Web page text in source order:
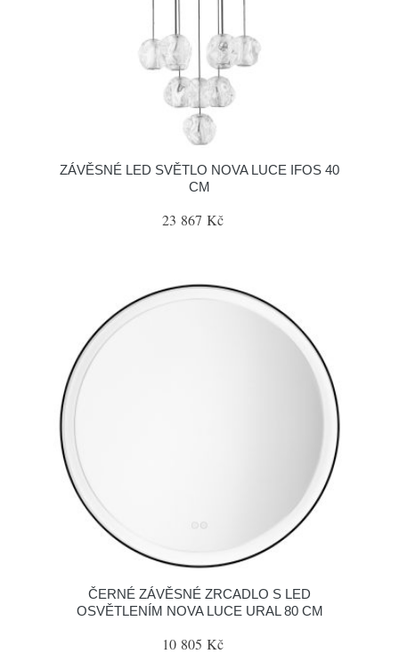
ZÁVĚSNÉ LED SVĚTLO NOVA LUCE IFOS 40
CM
23 867 Kč
ČERNÉ ZÁVĚSNÉ ZRCADLO S LED
OSVĚTLENÍM NOVA LUCE URAL 80 CM
10 805 Kč